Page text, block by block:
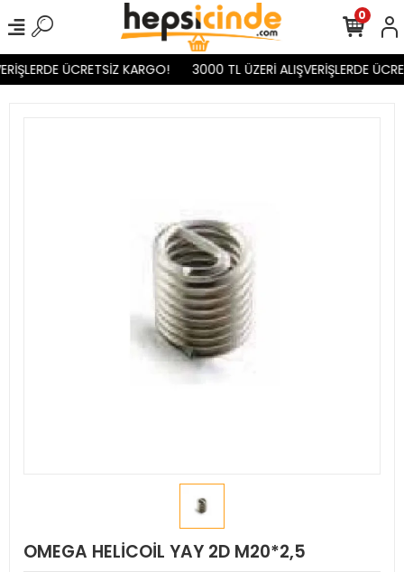
ÜCRETSİZ KARGO! 3000 TL ÜZERİ ALIŞVERİŞLERDE
0
OMEGA HELİCOİL YAY 2D M20*2,5